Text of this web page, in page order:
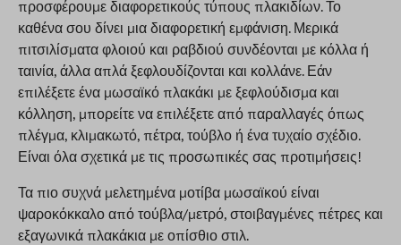
προσφέρουμε διαφορετικούς τύπους πλακιδίων. Το
καθένα σου δίνει μια διαφορετική εμφάνιση. Μερικά
πιτσιλίσματα φλοιού και ραβδιού συνδέονται με κόλλα ή
ταινία, άλλα απλά ξεφλουδίζονται και κολλάνε. Εάν
επιλέξετε ένα μωσαϊκό πλακάκι με ξεφλούδισμα και
κόλληση, μπορείτε να επιλέξετε από παραλλαγές όπως
πλέγμα, κλιμακωτό, πέτρα, τούβλο ή ένα τυχαίο σχέδιο.
Είναι όλα σχετικά με τις προσωπικές σας προτιμήσεις!
Τα πιο συχνά μελετημένα μοτίβα μωσαϊκού είναι
ψαροκόκκαλο από τούβλα/μετρό, στοιβαγμένες πέτρες και
εξαγωνικά πλακάκια με οπίσθιο στιλ.